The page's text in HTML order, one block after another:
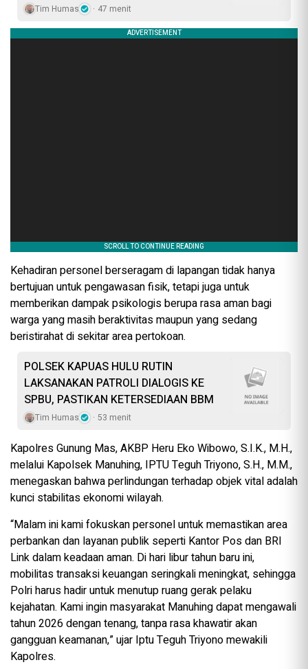
Tim Humas 47 menit
Kehadiran personel berseragam di lapangan tidak hanya
bertujuan untuk pengawasan fisik, tetapi juga untuk
memberikan dampak psikologis berupa rasa aman bagi
warga yang masih beraktivitas maupun yang sedang
beristirahat di sekitar area pertokoan.
POLSEK KAPUAS HULU RUTIN
LAKSANAKAN PATROLI DIALOGIS KE
SPBU, PASTIKAN KETERSEDIAAN BBM
Tim Humas 53 menit
Kapolres Gunung Mas, AKBP Heru Eko Wibowo, S.I.K., M.H.,
melalui Kapolsek Manuhing, IPTU Teguh Triyono, S.H., M.M.,
menegaskan bahwa perlindungan terhadap objek vital adalah
kunci stabilitas ekonomi wilayah.
“Malam ini kami fokuskan personel untuk memastikan area
perbankan dan layanan publik seperti Kantor Pos dan BRI
Link dalam keadaan aman. Di hari libur tahun baru ini,
mobilitas transaksi keuangan seringkali meningkat, sehingga
Polri harus hadir untuk menutup ruang gerak pelaku
kejahatan. Kami ingin masyarakat Manuhing dapat mengawali
tahun 2026 dengan tenang, tanpa rasa khawatir akan
gangguan keamanan,” ujar Iptu Teguh Triyono mewakili
Kapolres.